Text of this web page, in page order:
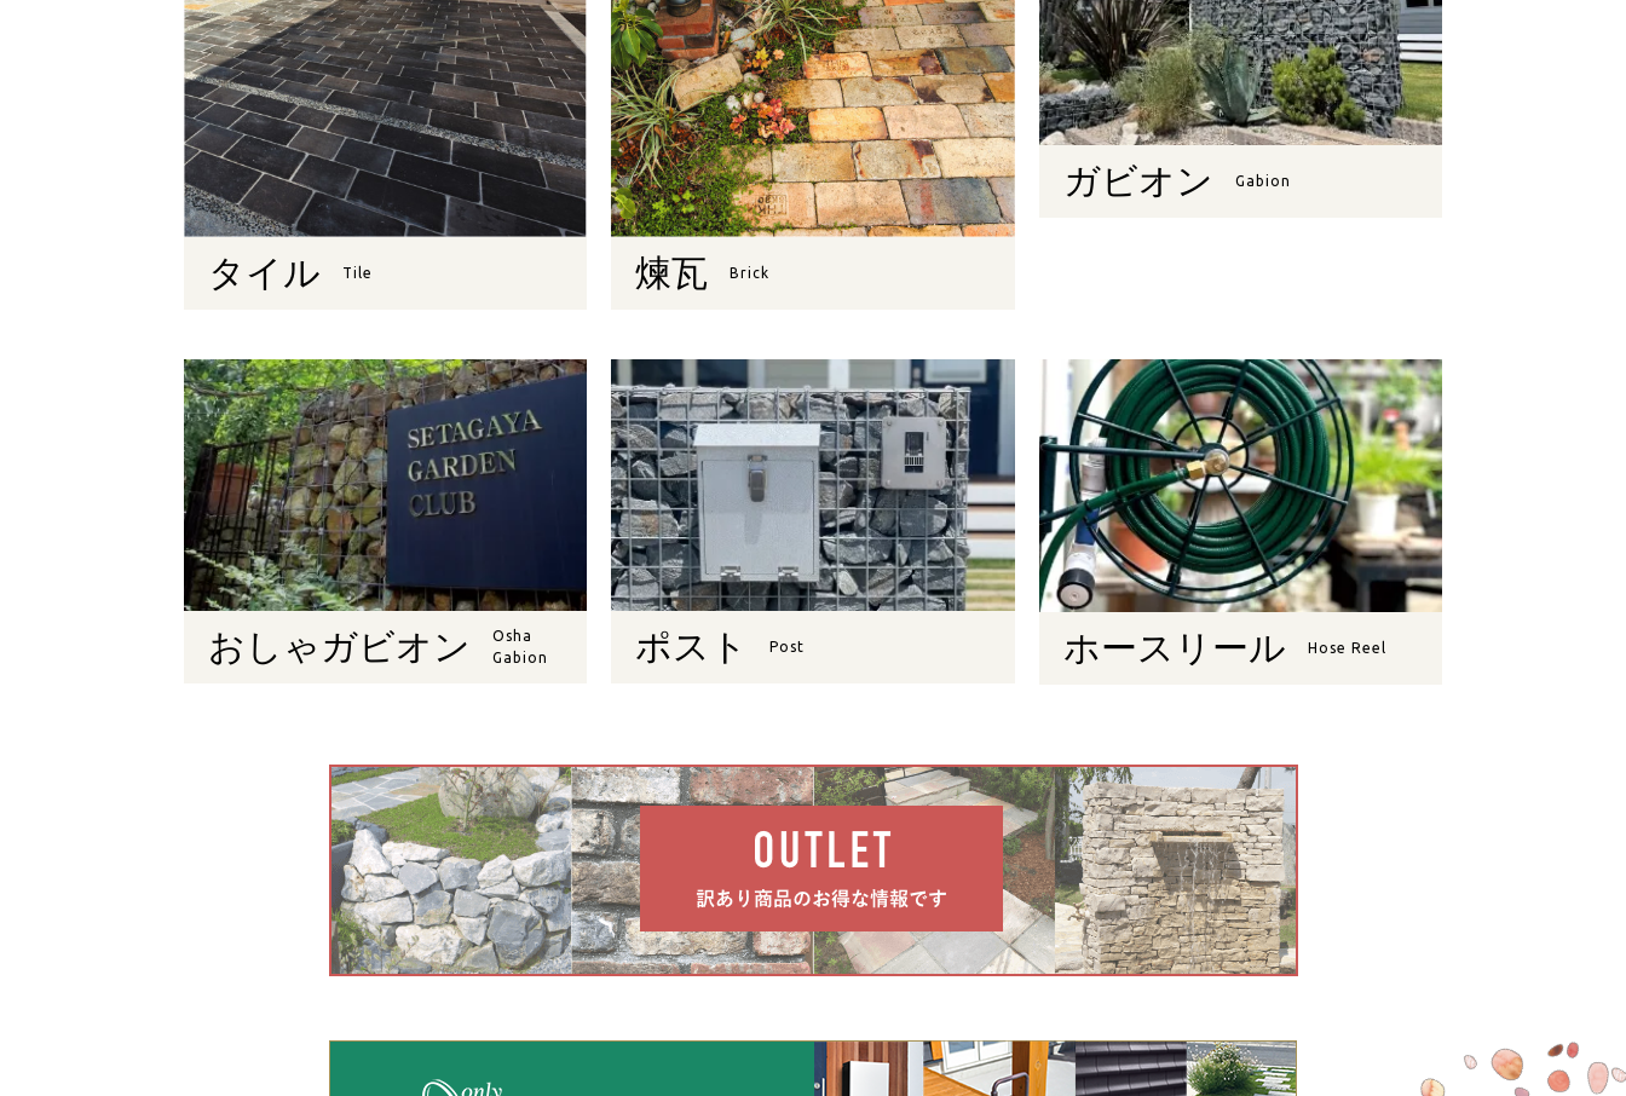
タイル Tile 煉瓦 Brick
ガビオン Gabion
おしゃガビオン
Osha
Gabion
ポスト Post ホースリール Hose Reel